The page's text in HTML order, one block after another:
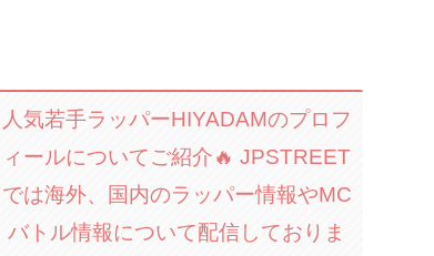
人気若手ラッパーHIYADAMのプロフ
ィールについてご紹介🔥 JPSTREET
では海外、国内のラッパー情報やMC
バトル情報について配信しておりま